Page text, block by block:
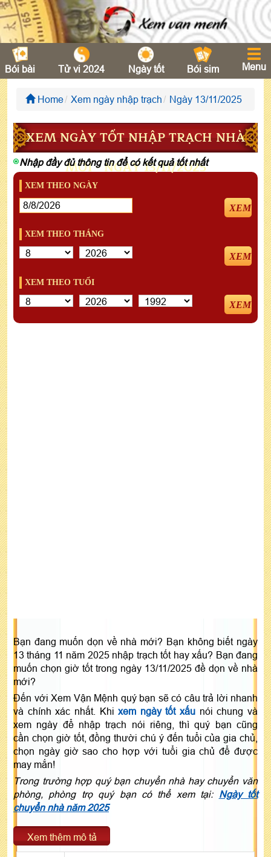
Bói bài Tử vi 2024 Ngày tốt Bói sim Menu
Home Xem ngày nhập trạch Ngày 13/11/2025
XEM NGÀY TỐT NHẬP TRẠCH NHÀ
MỚI - NGÀY 13/11/2025
Nhập đầy đủ thông tin để có kết quả tốt nhất
XEM THEO NGÀY
XEM
XEM THEO THÁNG
XEM
XEM THEO TUỔI
XEM
Bạn đang muốn dọn về nhà mới? Bạn không biết ngày
13 tháng 11 năm 2025 nhập trạch tốt hay xấu? Bạn đang
muốn chọn giờ tốt trong ngày 13/11/2025 đề dọn về nhà
mới?
Đến với Xem Vận Mệnh quý bạn sẽ có câu trả lời nhanh
và chính xác nhất. Khixem ngày tốt xấu nói chung và
xem ngày để nhập trạch nói riêng, thì quý bạn cũng
cần chọn giờ tốt, đồng thười chú ý đến tuổi của gia chủ,
chọn ngày giờ sao cho hợp với tuổi gia chủ để được
may mắn!
Trong trường hợp quý bạn chuyển nhà hay chuyển văn
phòng, phòng trọ quý bạn có thể xem tại: Ngày tốt
chuyển nhà năm 2025
Xem thêm mô tả